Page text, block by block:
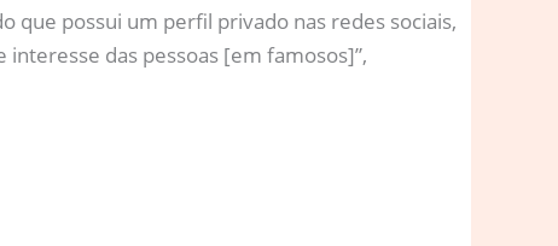
que possui um perfil privado nas redes sociais,
das pessoas [em famosos]”,